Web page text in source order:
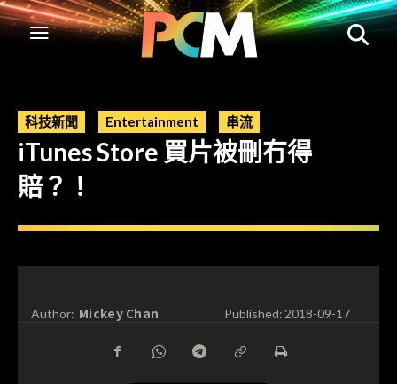
科技新聞 Entertainment 串流
iTunes Store 買片被刪冇得
賠？！
Author: Mickey Chan Published:2018-09-17